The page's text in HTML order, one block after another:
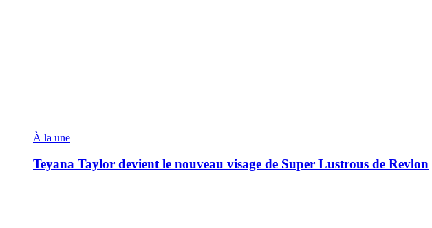
À la une
Teyana Taylor devient le nouveau visage de Super Lustrous de Revlon